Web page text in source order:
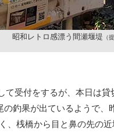
昭和レトロ感漂う間瀬堰堤 （
て受付をするが、本日は
の釣果が出ているようで
、桟橋から目と鼻の先の近